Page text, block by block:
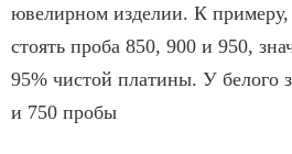
ювелирном изделии. К
стоять проба 850, 900 и 950,
95% чистой платины. У белого
и 750 пробы